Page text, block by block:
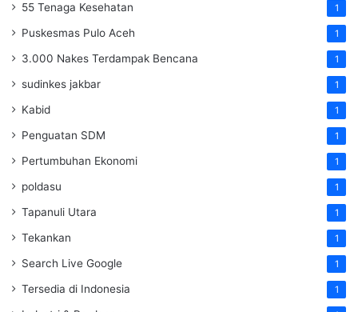
55 Tenaga Kesehatan 1
Puskesmas Pulo Aceh 1
3.000 Nakes Terdampak Bencana 1
sudinkes jakbar 1
Kabid 1
Penguatan SDM ‎ 1
Pertumbuhan Ekonomi 1
poldasu 1
Tapanuli Utara 1
Tekankan 1
Search Live Google 1
Tersedia di Indonesia 1